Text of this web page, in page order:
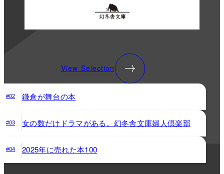
View Selection
#02 鎌倉が舞台の本
#03 女の数だけドラマがある。幻冬舎文庫婦人倶楽部
#04 2025年に売れた本100